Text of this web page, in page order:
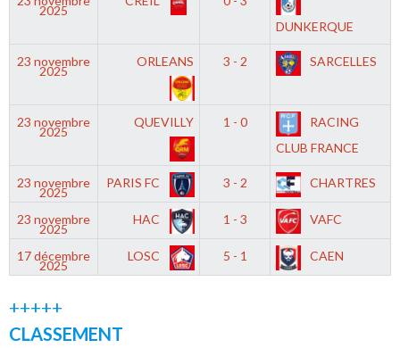
2025
DUNKERQUE
23 novembre
2025
ORLEANS 3 - 2 SARCELLES
23 novembre
2025
QUEVILLY 1 - 0
RACING
CLUB FRANCE
23 novembre
2025
PARIS FC 3 - 2 CHARTRES
23 novembre
2025
HAC 1 - 3 VAFC
17 décembre
2025
LOSC 5 - 1 CAEN
+++++
CLASSEMENT